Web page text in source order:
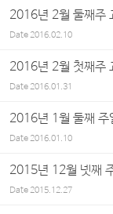
2016년 2월 둘째주
Date2016.02.10
2016년 2월 첫째주
Date2016.01.31
2016년 1월 둘째 주
Date2016.01.10
2015년 12월 넷째
Date2015.12.27